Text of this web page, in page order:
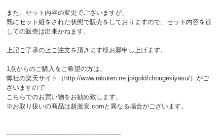
また、セット内容の変更でございますが、
既にセット組をされた状態で販売をしておりますので、セット内容を崩
しての販売は出来かねます。
上記ご了承の上ご注文を頂きます様お願申し上げます。
1点からのご購入をご希望の方は、
弊社の楽天サイト（http://www.rakuten.ne.jp/gold/chougekiyasu/）がご
ざいますので
こちらでのお買い物をお勧め致します。
※お取り扱いの商品は超激安.comと異なる場合がございます。
----------------------------------------------------------